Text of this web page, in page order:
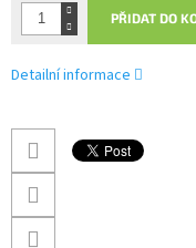
PŘIDAT DO
Detailní informace